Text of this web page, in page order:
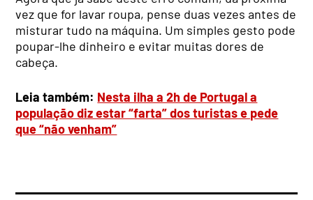
vez que for lavar roupa, pense duas vezes antes de
misturar tudo na máquina. Um simples gesto pode
poupar-lhe dinheiro e evitar muitas dores de
cabeça.
Leia também: Nesta ilha a 2h de Portugal a
população diz estar “farta” dos turistas e pede
que “não venham”